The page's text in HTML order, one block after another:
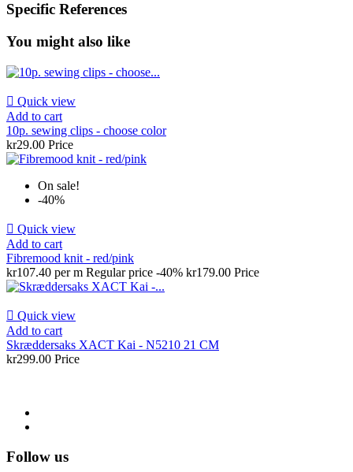
Specific References
You might also like
 Quick view
Add to cart
10p. sewing clips - choose color
kr29.00 Price
On sale!
-40%
 Quick view
Add to cart
Fibremood knit - red/pink
kr107.40 per m Regular price -40% kr179.00 Price
 Quick view
Add to cart
Skræddersaks XACT Kai - N5210 21 CM
kr299.00 Price
Follow us